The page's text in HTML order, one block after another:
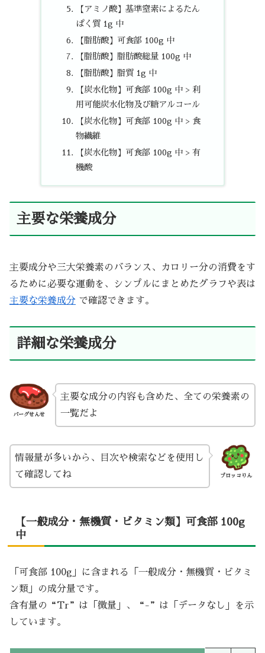
【アミノ酸】基準窒素によるたん
ぱく質 1g 中
【脂肪酸】可食部 100g 中
【脂肪酸】脂肪酸総量 100g 中
【脂肪酸】脂質 1g 中
【炭水化物】可食部 100g 中 > 利
用可能炭水化物及び糖アルコール
【炭水化物】可食部 100g 中 > 食
物繊維
【炭水化物】可食部 100g 中 > 有
機酸
主要な栄養成分
主要成分や三大栄養素のバランス、カロリー分の消費をす
るために必要な運動を、シンプルにまとめたグラフや表は
主要な栄養成分 で確認できます。
詳細な栄養成分
バーグせんせ
主要な成分の内容も含めた、全ての栄養素の
一覧だよ
ブロッコりん
情報量が多いから、目次や検索などを使用し
て確認してね
【一般成分・無機質・ビタミン類】可食部 100g
中
「可食部 100g」に含まれる「一般成分・無機質・ビタミ
ン類」の成分量です。
含有量の“Tr”は「微量」、“-”は「データなし」を示
しています。